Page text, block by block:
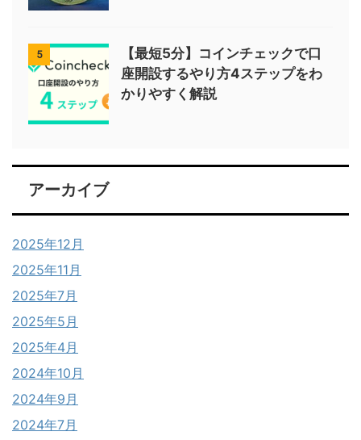
5
【最短5分】コインチェックで口
座開設するやり方4ステップをわ
かりやすく解説
アーカイブ
2025年12月
2025年11月
2025年7月
2025年5月
2025年4月
2024年10月
2024年9月
2024年7月